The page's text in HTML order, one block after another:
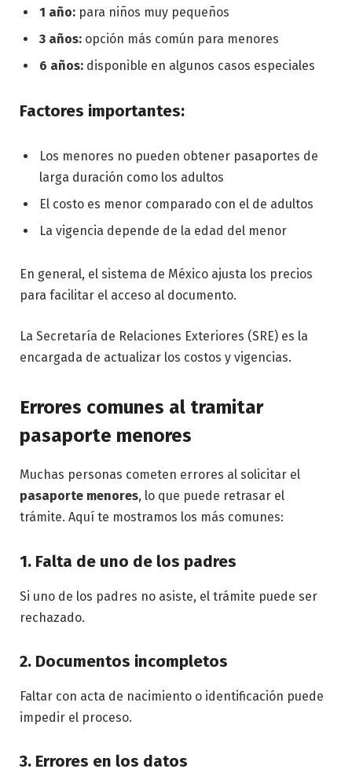
1 año: para niños muy pequeños
3 años: opción más común para menores
6 años: disponible en algunos casos especiales
Factores importantes:
Los menores no pueden obtener pasaportes de
larga duración como los adultos
El costo es menor comparado con el de adultos
La vigencia depende de la edad del menor
En general, el sistema de México ajusta los precios
para facilitar el acceso al documento.
La Secretaría de Relaciones Exteriores (SRE) es la
encargada de actualizar los costos y vigencias.
Errores comunes al tramitar
pasaporte menores
Muchas personas cometen errores al solicitar el
pasaporte menores, lo que puede retrasar el
trámite. Aquí te mostramos los más comunes:
1. Falta de uno de los padres
Si uno de los padres no asiste, el trámite puede ser
rechazado.
2. Documentos incompletos
Faltar con acta de nacimiento o identificación puede
impedir el proceso.
3. Errores en los datos